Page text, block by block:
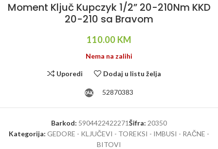
Moment Ključ Kupczyk 1/2” 20-210Nm KKD
20-210 sa Bravom
110.00 KM
Nema na zalihi
Uporedi Dodaj u listu želja
52870383
Barkod: 5904422422271Šifra: 20350
Kategorija: GEDORE - KLJUČEVI - TOREKSI - IMBUSI - RAČNE -
BITOVI